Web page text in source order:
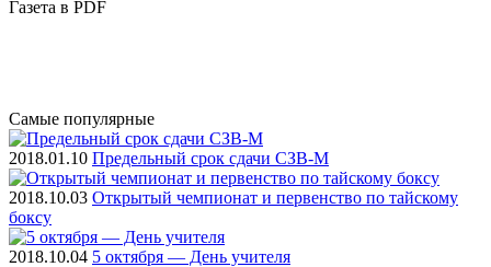
Газета в PDF
Самые популярные
2018.01.10 Предельный срок сдачи СЗВ-М
2018.10.03 Открытый чемпионат и первенство по тайскому
боксу
2018.10.04 5 октября — День учителя